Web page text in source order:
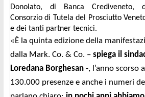
Donolato, di Banca Crediveneto,
Consorzio di Tutela del Prosciutto
e dei tanti partner tecnici.
«È la quinta edizione della
dalla Mark. Co. & Co. – spiega il
Loredana Borghesan -, l’anno scorso
130.000 presenze e anche i numeri